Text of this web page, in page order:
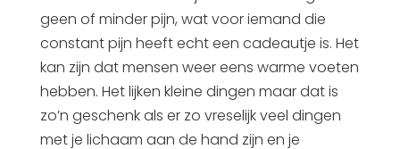
geen of minder pijn, wat voor iemand die
constant pijn heeft echt een cadeautje is. Het
kan zijn dat mensen weer eens warme voeten
hebben. Het lijken kleine dingen maar dat is
zo’n geschenk als er zo vreselijk veel dingen
met je lichaam aan de hand zijn en je